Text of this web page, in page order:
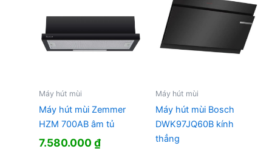
Máy hút mùi
Máy hút mùi Zemmer
HZM 700AB âm tủ
7.580.000₫
Máy hút mùi
Máy hút mùi Bosch
DWK97JQ60B kính
thẳng